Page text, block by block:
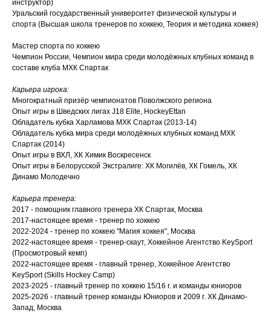
инструктор)
Уральский государственный университет физической культуры и
спорта (Высшая школа тренеров по хоккею, Теория и методика хоккея)
Мастер спорта по хоккею
Чемпион России, Чемпион мира среди молодёжных клубных команд в
составе клуба МХК Спартак
Карьера игрока:
Многократный призёр чемпионатов Поволжского региона
Опыт игры в Шведских лигах J18 Elite, HockeyEttan
Обладатель кубка Харламова МХК Спартак (2013-14)
Обладатель кубка мира среди молодёжных клубных команд МХК
Спартак (2014)
Опыт игры в ВХЛ, ХК Химик Воскресенск
Опыт игры в Белорусской Экстралиге: ХК Могилёв, ХК Гомель, ХК
Динамо Молодечно
Карьера тренера:
2017 - помощник главного тренера ХК Спартак, Москва
2017-настоящее время - тренер по хоккею
2022-2024 - тренер по хоккею "Магия хоккея", Москва
2022-настоящее время - тренер-скаут, Хоккейное Агентство KeySport
(Просмотровый кемп)
2022-настоящее время - главный тренер, Хоккейное Агентство
KeySport (Skills Hockey Camp)
2023-2025 - главный тренер по хоккею 15/16 г. и команды юниоров
2025-2026 - главный тренер команды Юниоров и 2009 г. ХК Динамо-
Запад, Москва